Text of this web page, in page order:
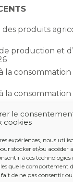
le
cookies
expériences, nous
stocker et/ou
à ces
que le comportement
fait de ne pas consentir
des produits
production et
la
la
des affaires dans
RÉCENTS